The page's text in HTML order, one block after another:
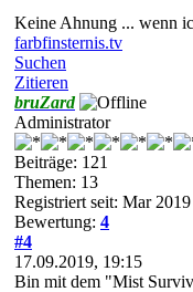
Keine Ahnung ... wenn
farbfinsternis.tv
Suchen
Zitieren
bruZard
Administrator
Beiträge: 121
Themen: 13
Registriert seit: Mar 2019
Bewertung: 4
#4
17.09.2019, 19:15
Bin mit dem "Mist